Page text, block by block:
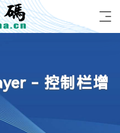
- 控制栏增